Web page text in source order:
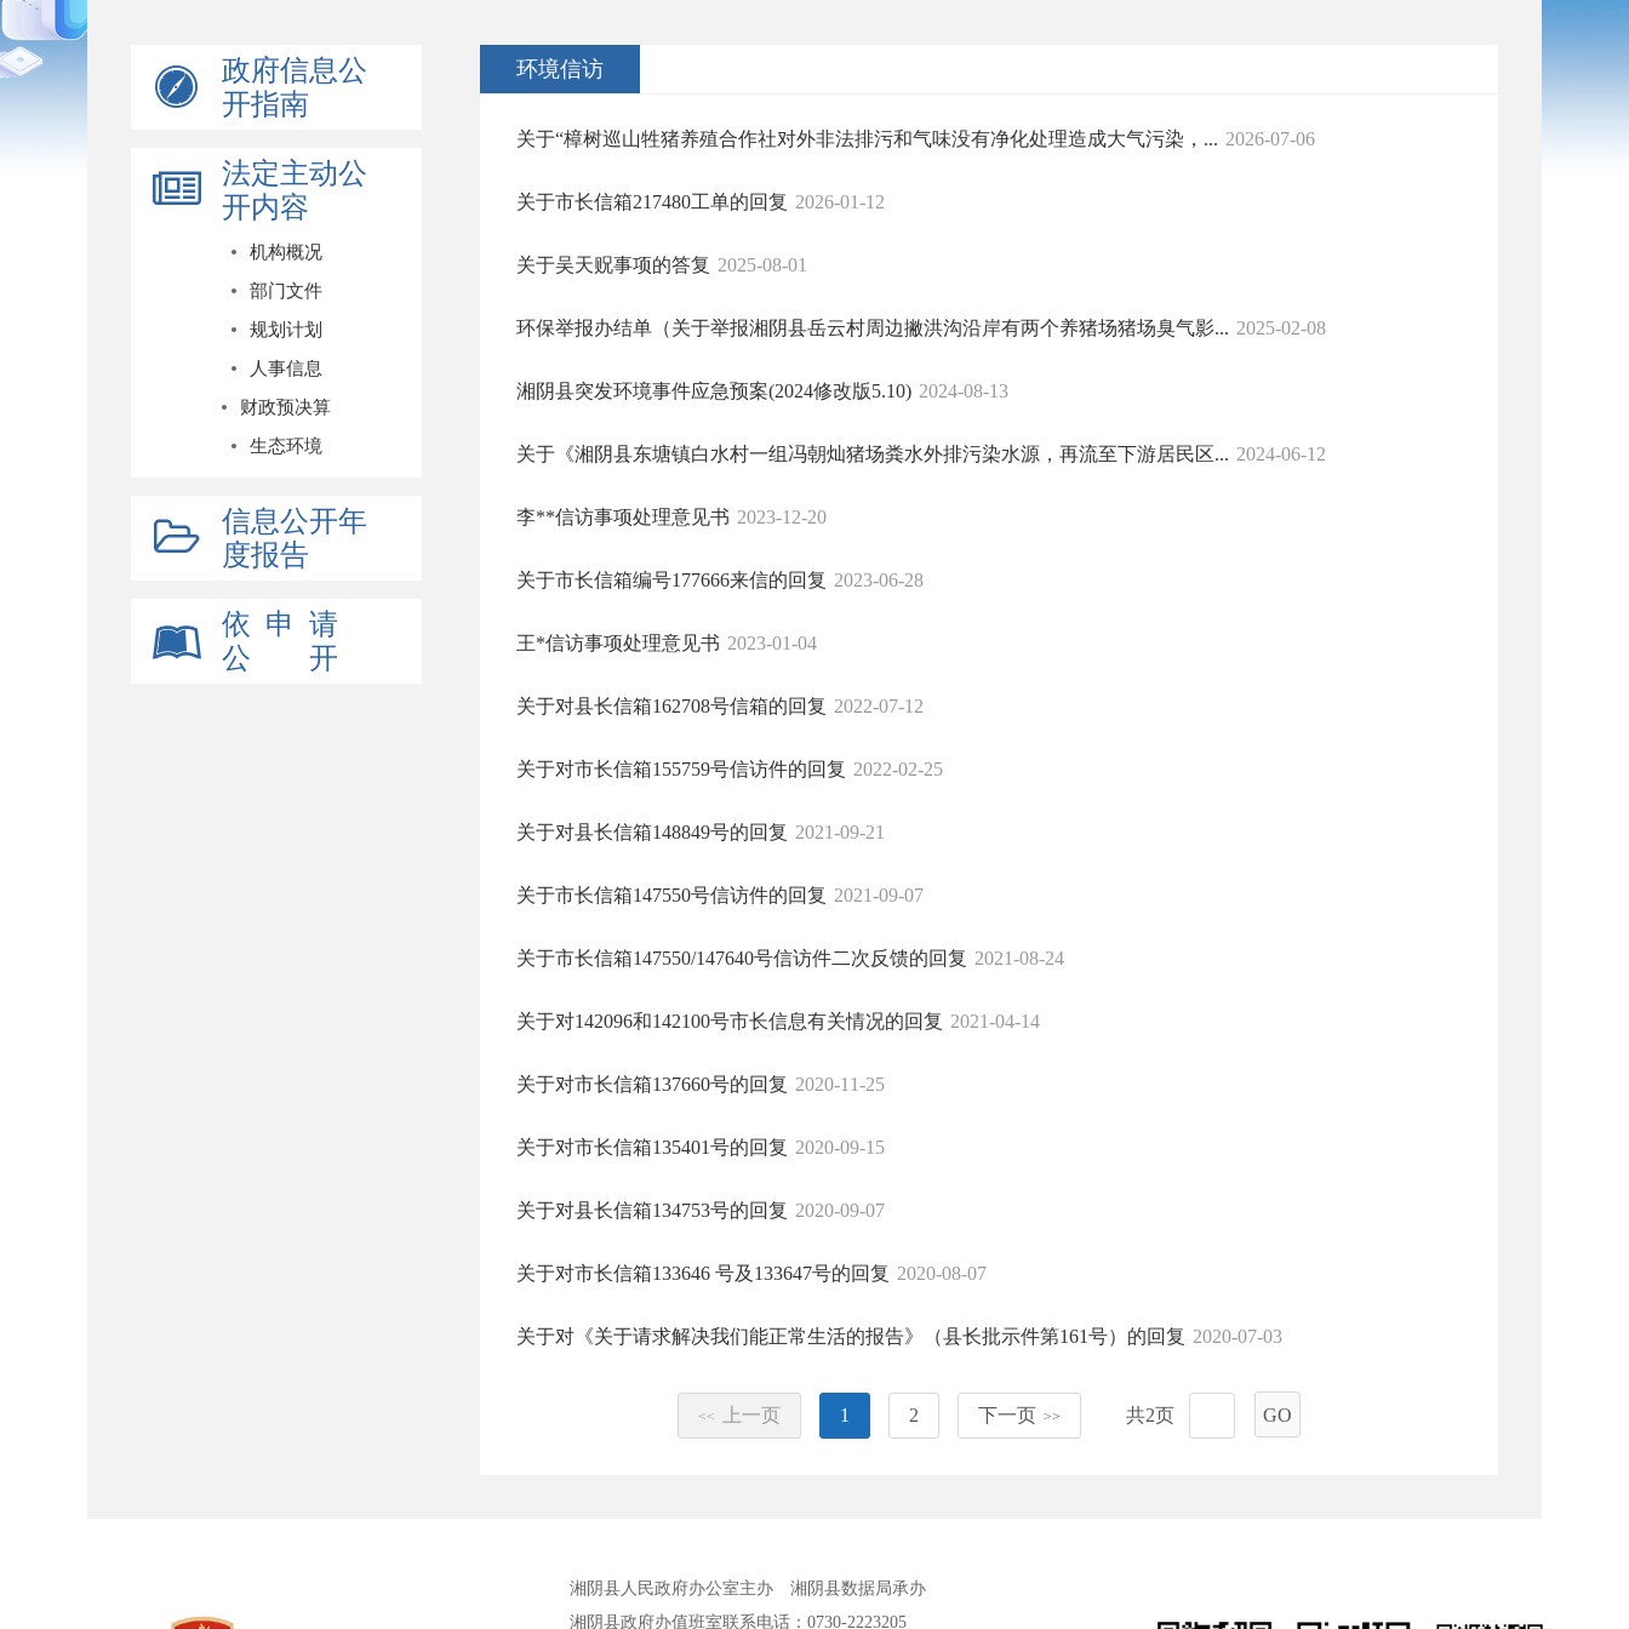
政府信息公
开指南
法定主动公
开内容
机构概况
部门文件
规划计划
人事信息
财政预决算
生态环境
信息公开年
度报告
依 申 请
公 开
环境信访
关于“樟树巡山牲猪养殖合作社对外非法排污和气味没有净化处理造成大气污染，... 2026-07-06
关于市长信箱217480工单的回复 2026-01-12
关于吴天贶事项的答复 2025-08-01
环保举报办结单（关于举报湘阴县岳云村周边撇洪沟沿岸有两个养猪场猪场臭气影... 2025-02-08
湘阴县突发环境事件应急预案(2024修改版5.10) 2024-08-13
关于《湘阴县东塘镇白水村一组冯朝灿猪场粪水外排污染水源，再流至下游居民区... 2024-06-12
李**信访事项处理意见书 2023-12-20
关于市长信箱编号177666来信的回复 2023-06-28
王*信访事项处理意见书 2023-01-04
关于对县长信箱162708号信箱的回复 2022-07-12
关于对市长信箱155759号信访件的回复 2022-02-25
关于对县长信箱148849号的回复 2021-09-21
关于市长信箱147550号信访件的回复 2021-09-07
关于市长信箱147550/147640号信访件二次反馈的回复 2021-08-24
关于对142096和142100号市长信息有关情况的回复 2021-04-14
关于对市长信箱137660号的回复 2020-11-25
关于对市长信箱135401号的回复 2020-09-15
关于对县长信箱134753号的回复 2020-09-07
关于对市长信箱133646 号及133647号的回复 2020-08-07
关于对《关于请求解决我们能正常生活的报告》（县长批示件第161号）的回复 2020-07-03
<< 上一页 1 2 下一页 >> 共2页 GO
湘阴县人民政府办公室主办
湘阴县数据局承办
湘阴县政府办值班室联系电话：0730-2223205